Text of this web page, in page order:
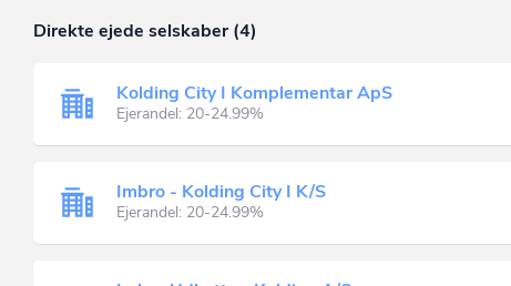
Direkte ejede selskaber (4)
Kolding City I Komplementar ApS
Ejerandel: 20-24.99%
Imbro - Kolding City I K/S
Ejerandel: 20-24.99%